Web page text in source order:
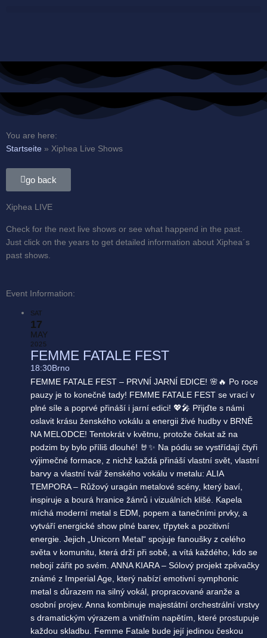
You are here:
Startseite » Xiphea Live Shows
go back
Xiphea LIVE
Check for the next live shows or see what happend in the past.
Just click on the years to get detailed information about Xiphea´s
past shows.
Event Information:
SAT
17
MAY
2025
FEMME FATALE FEST
18:30Brno
FEMME FATALE FEST – PRVNÍ JARNÍ EDICE! 🌸🔥 Po roce
pauzy je to konečně tady! FEMME FATALE FEST se vrací v
plné síle a poprvé přináší i jarní edici! 💖🎤 Přijďte s námi
oslavit krásu ženského vokálu a energii živé hudby v BRNĚ
NA MELODCE! Tentokrát v květnu, protože čekat až na
podzim by bylo příliš dlouhé! 🤘✨ Na pódiu se vystřídají čtyři
výjimečné formace, z nichž každá přináší vlastní svět, vlastní
barvy a vlastní tvář ženského vokálu v metalu: ALIA
TEMPORA – Růžový uragán metalové scény, který baví,
inspiruje a bourá hranice žánrů i vizuálních klišé. Kapela
míchá moderní metal s EDM, popem a tanečními prvky, a
vytváří energické show plné barev, třpytek a pozitivní
energie. Jejich „Unicorn Metal“ spojuje fanoušky z celého
světa v komunitu, která drží při sobě, a vítá každého, kdo se
nebojí zářit po svém. ANNA KIARA – Sólový projekt zpěvačky
známé z Imperial Age, který nabízí emotivní symphonic
metal s důrazem na silný vokál, propracované aranže a
osobní projev. Anna kombinuje majestátní orchestrální vrstvy
s dramatickým výrazem a vnitřním napětím, které prostupuje
každou skladbu. Femme Fatale bude její jedinou českou